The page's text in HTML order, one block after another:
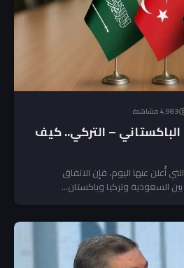
4٬983 مشاهدة
– التركي.. كيف
أُعلن عنها اليوم، فإن الاتفاق
السعودية وتركيا وباكستان...